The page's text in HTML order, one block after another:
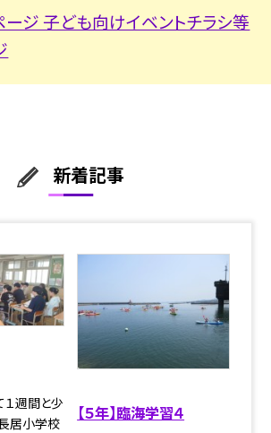
ジ 子ども向けイベントチラシ等
新着記事
１週間と少
居小学校
【５年】臨海学習４